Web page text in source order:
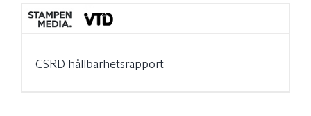
CSRD hållbarhetsrapport